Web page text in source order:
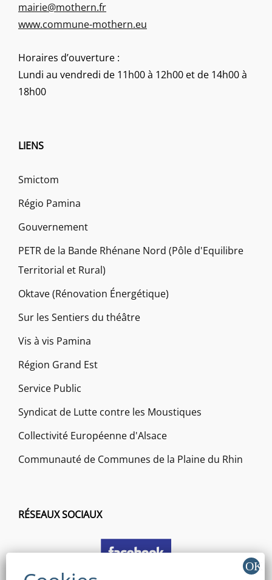
mairie@mothern.fr
www.commune-mothern.eu
Horaires d’ouverture :
Lundi au vendredi de 11h00 à 12h00 et de 14h00 à
18h00
LIENS
Smictom
Régio Pamina
Gouvernement
PETR de la Bande Rhénane Nord (Pôle d'Equilibre
Territorial et Rural)
Oktave (Rénovation Énergétique)
Sur les Sentiers du théâtre
Vis à vis Pamina
Région Grand Est
Service Public
Syndicat de Lutte contre les Moustiques
Collectivité Européenne d'Alsace
Communauté de Communes de la Plaine du Rhin
RÉSEAUX SOCIAUX